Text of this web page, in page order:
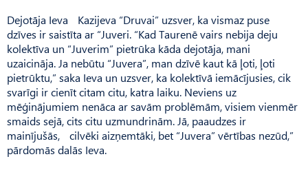
Dejotāja Ieva Kazijeva “Druvai” uzsver, ka vismaz puse
dzīves ir sais­tīta ar “Juveri. “Kad Taurenē vairs nebija deju
kolektīva un “Juverim” pietrūka kāda dejotāja, mani
uzaicināja. Ja nebūtu “Juvera”, man dzīvē kaut kā ļoti, ļoti
pietrūktu,” saka Ieva un uzsver, ka kolektīvā iemācījusies, cik
svarīgi ir cienīt citam citu, katra laiku. Neviens uz
mēģinājumiem nenāca ar savām problēmām, visiem vienmēr
smaids sejā, cits citu uzmundrinām. Jā, paaudzes ir
mainījušās, cilvēki aizņemtāki, bet “Juvera” vērtības nezūd,”
pārdomās dalās Ieva.